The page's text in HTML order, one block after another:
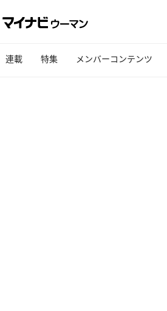
連載 特集 メンバーコンテンツ